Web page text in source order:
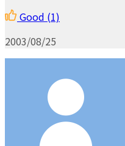
Good (1)
2003/08/25